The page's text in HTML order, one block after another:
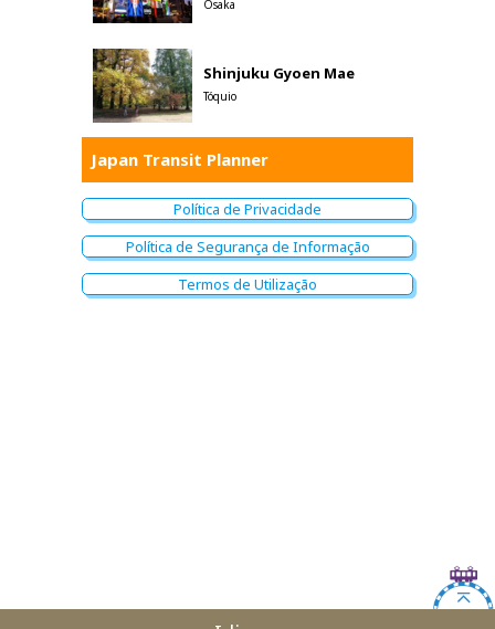
Osaka
Shinjuku Gyoen Mae
Tóquio
Japan Transit Planner
Política de Privacidade
Política de Segurança de Informação
Termos de Utilização